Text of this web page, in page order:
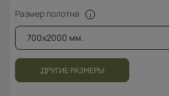
Размер полотна
700x2000 мм.
ДРУГИЕ РАЗМЕРЫ